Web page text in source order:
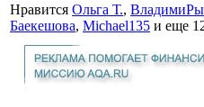
Нравится Ольга Т.,
Баекешова, Michael135 и еще